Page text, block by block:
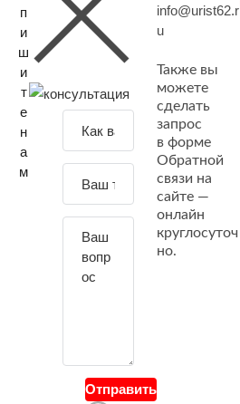
п
и
ш
и
т
е
н
а
м
Отправить
info@urist62.r
u
Также вы
можете
сделать
запрос
в форме
Обратной
связи на
сайте —
онлайн
круглосуточ
но.